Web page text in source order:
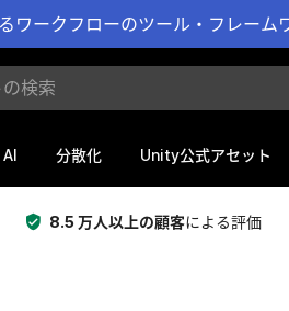
ワークフローのツール・フレーム
AI 分散化 Unity公式アセット
8.5 万人以上の顧客による評価